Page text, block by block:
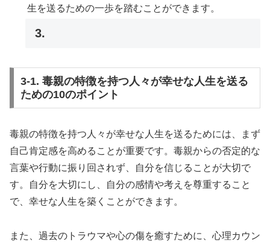
生を送るための一歩を踏むことができます。
3.
3-1. 毒親の特徴を持つ人々が幸せな人生を送る
ための10のポイント
毒親の特徴を持つ人々が幸せな人生を送るためには、まず
自己肯定感を高めることが重要です。毒親からの否定的な
言葉や行動に振り回されず、自分を信じることが大切で
す。自分を大切にし、自分の感情や考えを尊重すること
で、幸せな人生を築くことができます。
また、過去のトラウマや心の傷を癒すために、心理カウン